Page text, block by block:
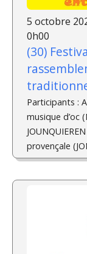
5 octobre
0h00
(30)
Participants :
musique d’oc
provençale